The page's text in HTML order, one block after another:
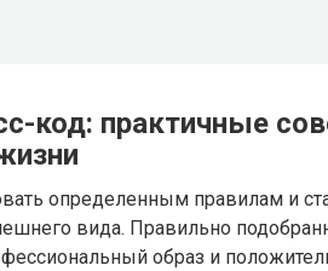
код: практичные
определенным правилам и
вида. Правильно
образ и